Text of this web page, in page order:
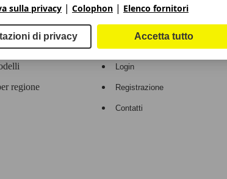
regione
Area rivenditori
Login
Registrazione
Contatti
sulla privacy | Colophon | Elenco fornitori
di privacy Accetta tutto